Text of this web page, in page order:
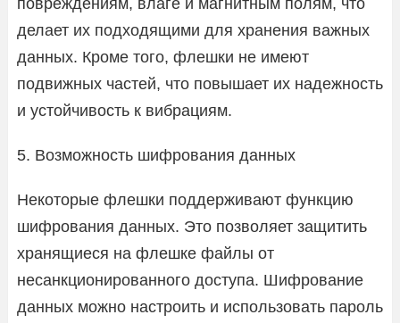
делает их подходящими для хранения важных
данных. Кроме того, флешки не имеют
подвижных частей, что повышает их надежность
и устойчивость к вибрациям.
5. Возможность шифрования данных
Некоторые флешки поддерживают функцию
шифрования данных. Это позволяет защитить
хранящиеся на флешке файлы от
несанкционированного доступа. Шифрование
данных можно настроить и использовать пароль